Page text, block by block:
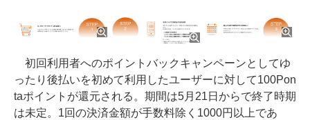
初回利用者へのポイントバックキャンペーンとしてゆ
ったり後払いを初めて利用したユーザーに対して100Pon
taポイントが還元される。期間は5月21日からで終了時期
は未定。1回の決済金額が手数料除く1000円以上であ